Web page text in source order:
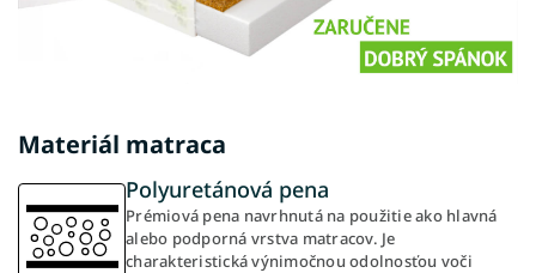
Materiál matraca
Polyuretánová pena
Prémiová pena navrhnutá na použitie ako hlavná
alebo podporná vrstva matracov. Je
charakteristická výnimočnou odolnosťou voči